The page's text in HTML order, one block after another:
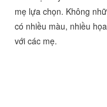
mẹ lựa chọn. Không
có nhiều màu, nhiều
với các mẹ.